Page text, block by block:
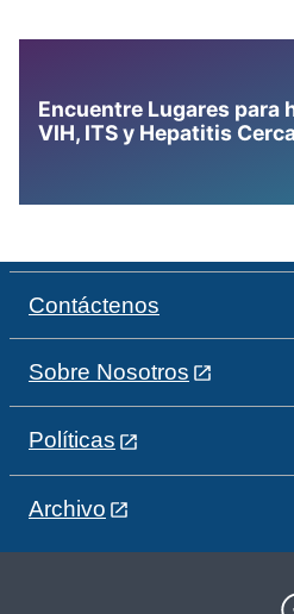
Encuentre Lugares para
VIH, ITS y Hepatitis
Contáctenos
Sobre Nosotros
Políticas
Archivo